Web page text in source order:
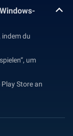
indem du
um
Store an